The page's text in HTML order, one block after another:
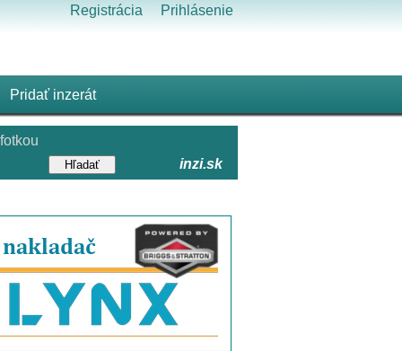
Registrácia Prihlásenie
Pridať inzerát
inzi.sk